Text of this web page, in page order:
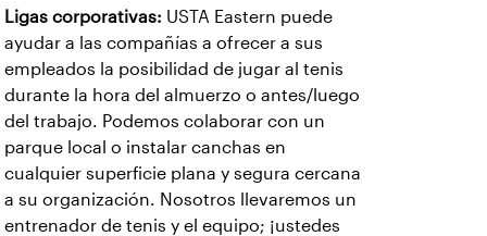
Ligas corporativas: USTA Eastern puede
ayudar a las compañías a ofrecer a sus
empleados la posibilidad de jugar al tenis
durante la hora del almuerzo o antes/luego
del trabajo. Podemos colaborar con un
parque local o instalar canchas en
cualquier superficie plana y segura cercana
a su organización. Nosotros llevaremos un
entrenador de tenis y el equipo; ¡ustedes